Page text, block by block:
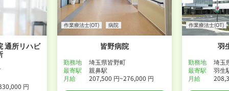
通所リハビ
円
作業療法士(OT) 病院
皆野病院
勤務地
埼玉県皆野町
最寄駅
親鼻駅
月給
207,500 円~276,000 円
作業療法士(OT)
羽
勤務地
埼玉
最寄駅
羽生
月給